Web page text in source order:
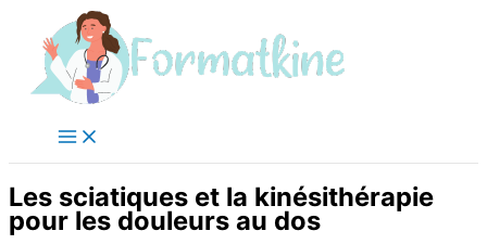
contenu
Les sciatiques et la kinésithérapie
pour les douleurs au dos